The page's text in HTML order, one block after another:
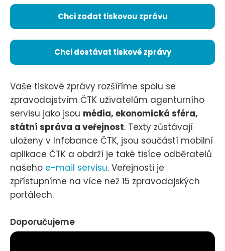
Chci zadat tiskovou zprávu
Chci dostávat tiskové zprávy
Vaše tiskové zprávy rozšíříme spolu se
zpravodajstvím ČTK uživatelům agenturního
servisu jako jsou média, ekonomická sféra,
státní správa a veřejnost. Texty zůstávají
uloženy v Infobance ČTK, jsou součástí mobilní
aplikace ČTK a obdrží je také tisíce odběratelů
našeho e-mail servisu. Veřejnosti je
zpřístupníme na více než 15 zpravodajských
portálech.
Doporučujeme